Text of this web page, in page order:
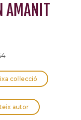
AMANIT
col·lecció
autor